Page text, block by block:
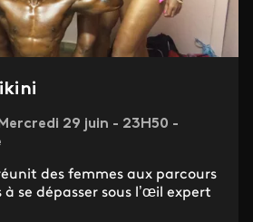
29 juin - 23H50 -
des femmes aux parcours
se dépasser sous l’œil expert